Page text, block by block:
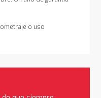
o uso